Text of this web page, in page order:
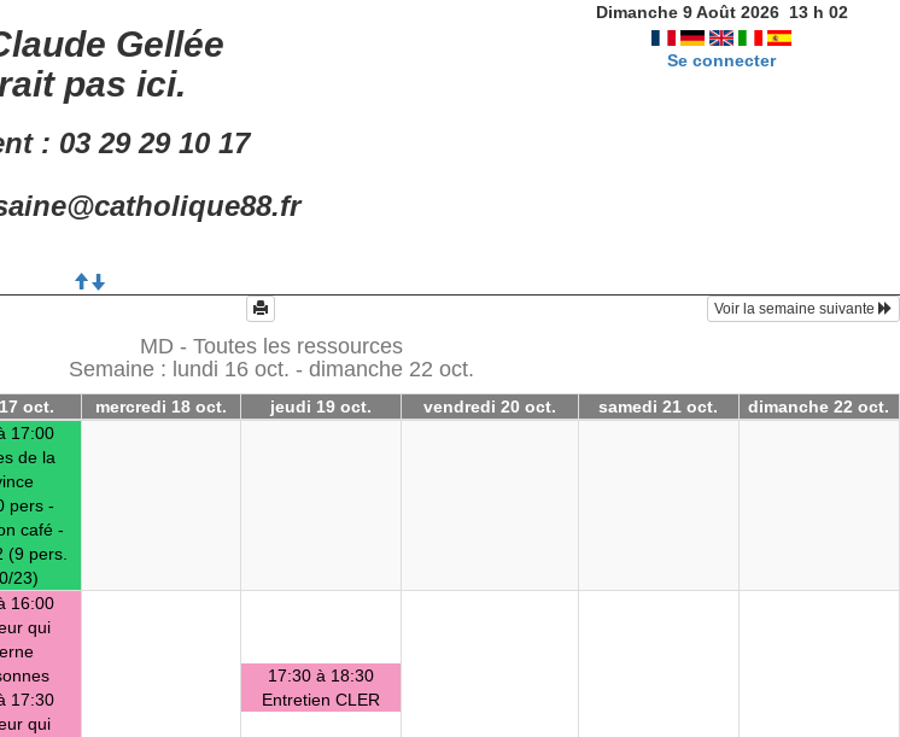
Gellée
pas ici.
: 03 29 29 10 17
Dimanche 9 Août 2026 13h 02
Se connecter
Voir la semaine suivante
MD - Toutes les ressources
Semaine : lundi 16 oct. - dimanche 22 oct.
oct. mercredi 18 oct. jeudi 19 oct. vendredi 20 oct. samedi 21 oct. dimanche 22 oct.
17:00
de la
pers -
café -
(9 pers.
23)
16:00
qui
17:30
qui
17:30 à 18:30
Entretien CLER